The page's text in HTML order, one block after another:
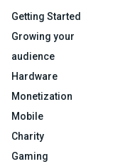
Getting Started
Growing your
audience
Hardware
Monetization
Mobile
Charity
Gaming